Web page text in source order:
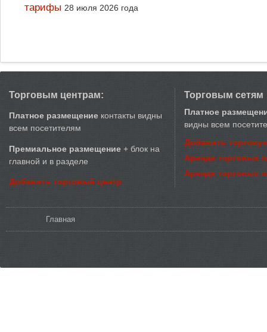
тарифы 28 июля 2026 года
Торговым центрам:
Платное размещение контакты видны
всем посетителям
Премиальное размещение + блок на
главной и в разделе
Добавить торговый центр
Торговым сетям
Платное
видны всем
Добавить
Аренда торговых
Аренда торговых
Главная